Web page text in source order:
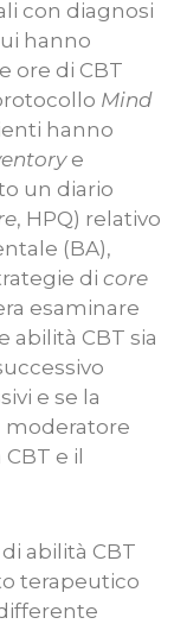
con diagnosi
hanno
ore di CBT
Mind
hanno
e
un diario
, HPQ) relativo
(BA),
di core
esaminare
abilità CBT sia
e se la
moderatore
e il
abilità CBT
terapeutico